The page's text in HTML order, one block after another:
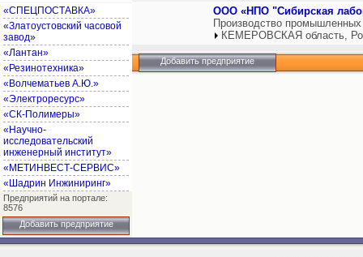
«СПЕЦПОСТАВКА»
«Златоустовский часовой
завод»
«Лантан»
«Резинотехника»
«Волчематьев А.Ю.»
«Электроресурс»
«СК-Полимеры»
«Научно-
исследовательский
инженерный институт»
«МЕТИНВЕСТ-СЕРВИС»
«Шадрин Инжиниринг»
Предприятий на портале:
8576
Добавить предприятие
ООО «НПО "Сибирская
Производство
КЕМЕРОВСКАЯ область,
Добавить предприятие